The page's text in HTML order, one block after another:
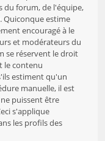
du forum, de l'équipe,
Quiconque estime
encouragé à le
et modérateurs du
se réservent le droit
le contenu
estiment qu'un
manuelle, il est
puissent être
s'applique
les profils des